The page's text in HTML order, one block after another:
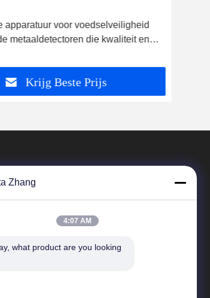
apparatuur voor voedselveiligheid
metaaldetectoren die kwaliteit en
Krijg Beste Prijs
Snelkoppelingen
Zhang
4:07 AM
what product are you looking